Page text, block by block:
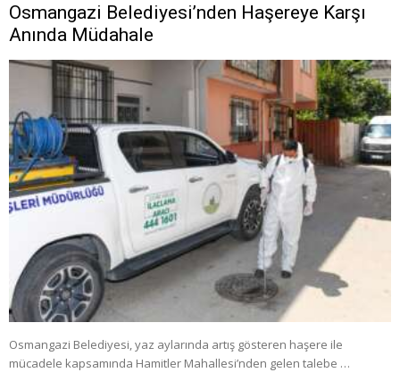
Osmangazi Belediyesi’nden Haşereye Karşı
Anında Müdahale
Osmangazi Belediyesi, yaz aylarında artış gösteren haşere ile
mücadele kapsamında Hamitler Mahallesi’nden gelen talebe …